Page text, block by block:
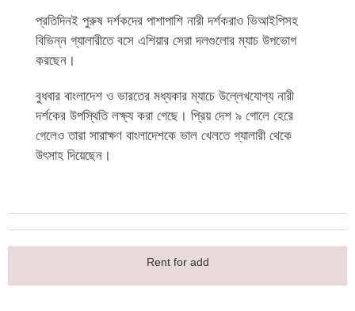
প্রতিদিনই পুরুষ দর্শকদের পাশাপাশি নারী দর্শকরাও ভিআইপিসহ
বিভিন্ন গ্যালারীতে বসে এশিয়ার সেরা দলগুলোর ম্যাচ উপভোগ
করছেন।
বুধবার বাংলাদেশ ও ভারতের মধ্যকার ম্যাচে উল্লেখযোগ্য নারী
দর্শকের উপস্থিতি লক্ষ্য করা গেছে। প্রিয় দেশ ৯ গোলে হেরে
গেলেও তারা সারাক্ষণ বাংলাদেশকে ভাল খেলতে গ্যালারী থেকে
উৎসাহ দিয়েছেন।
Rent for add